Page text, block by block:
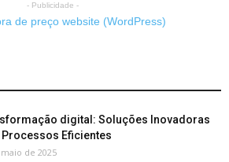
- Publicidade -
digital: Soluções Inovadoras
Processos Eficientes
de 2025